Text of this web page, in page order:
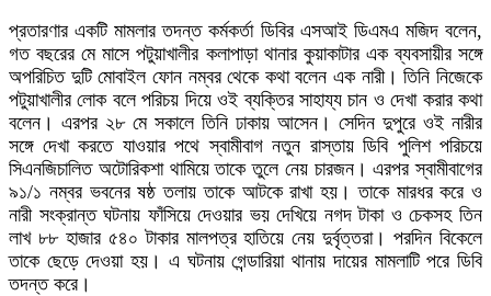
প্রতারণার একটি মামলার তদন্ত কর্মকর্তা ডিবির এসআই ডিএমএ মজিদ বলেন,
গত বছরের মে মাসে পটুয়াখালীর কলাপাড়া থানার কুয়াকাটার এক ব্যবসায়ীর সঙ্গে
অপরিচিত দুটি মোবাইল ফোন নম্বর থেকে কথা বলেন এক নারী। তিনি নিজেকে
পটুয়াখালীর লোক বলে পরিচয় দিয়ে ওই ব্যক্তির সাহায্য চান ও দেখা করার কথা
বলেন। এরপর ২৮ মে সকালে তিনি ঢাকায় আসেন। সেদিন দুপুরে ওই নারীর
সঙ্গে দেখা করতে যাওয়ার পথে স্বামীবাগ নতুন রাস্তায় ডিবি পুলিশ পরিচয়ে
সিএনজিচালিত অটোরিকশা থামিয়ে তাকে তুলে নেয় চারজন। এরপর স্বামীবাগের
৯১/১ নম্বর ভবনের ষষ্ঠ তলায় তাকে আটকে রাখা হয়। তাকে মারধর করে ও
নারী সংক্রান্ত ঘটনায় ফাঁসিয়ে দেওয়ার ভয় দেখিয়ে নগদ টাকা ও চেকসহ তিন
লাখ ৮৮ হাজার ৫৪০ টাকার মালপত্র হাতিয়ে নেয় দুর্বৃত্তরা। পরদিন বিকেলে
তাকে ছেড়ে দেওয়া হয়। এ ঘটনায় গেন্ডারিয়া থানায় দায়ের মামলাটি পরে ডিবি
তদন্ত করে।